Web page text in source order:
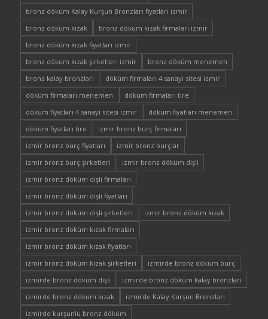
bronz döküm Kalay Kurşun Bronzları fiyatları izmir
bronz döküm kızak
bronz döküm kızak firmaları izmir
bronz döküm kızak fiyatları izmir
bronz döküm kızak şirketleri izmir
bronz döküm menemen
bronz kalay bronzları
döküm firmaları 4 sanayi sitesi izmir
döküm firmaları menemen
döküm firmaları tire
döküm fiyatları 4 sanayi sitesi izmir
döküm fiyatları menemen
döküm fiyatları tire
izmir bronz burç firmaları
izmir bronz burç fiyatları
izmir bronz burçlar
izmir bronz burç şirketleri
izmir bronz döküm dişli
izmir bronz döküm dişli firmaları
izmir bronz döküm dişli fiyatları
izmir bronz döküm dişli şirketleri
izmir bronz döküm kızak
izmir bronz döküm kızak firmaları
izmir bronz döküm kızak fiyatları
izmir bronz döküm kızak şirketleri
izmirde bronz döküm burç
izmirde bronz döküm dişli
izmirde bronz döküm kalay bronzları
izmirde bronz döküm kızak
izmirde Kalay Kurşun Bronzları
izmirde kurşunlu bronz döküm